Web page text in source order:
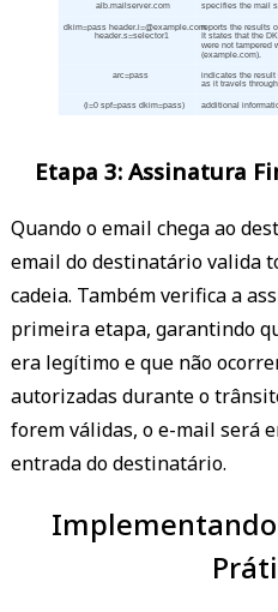
alb.mailserver.com specifies the mail
dkim=pass header.i=@example.com
header.s=selector1
reports the results
It states that the
were not tampered
(example.com).
arc=pass
indicates the result
as it travels
(i=0 spf=pass dkim=pass) additional
Etapa 3: Assinatura
Quando o email chega ao
email do destinatário valida
cadeia. Também verifica a
primeira etapa, garantindo
era legítimo e que não
autorizadas durante o
forem válidas, o e-mail será
entrada do destinatário.
Implementando